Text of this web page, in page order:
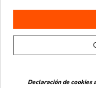
El acabado kraft aporta
más valorada por empresas
Además, permite incorporar
personalización para
La tapa superior facilita la
productos, aportando
Declaración de cookies